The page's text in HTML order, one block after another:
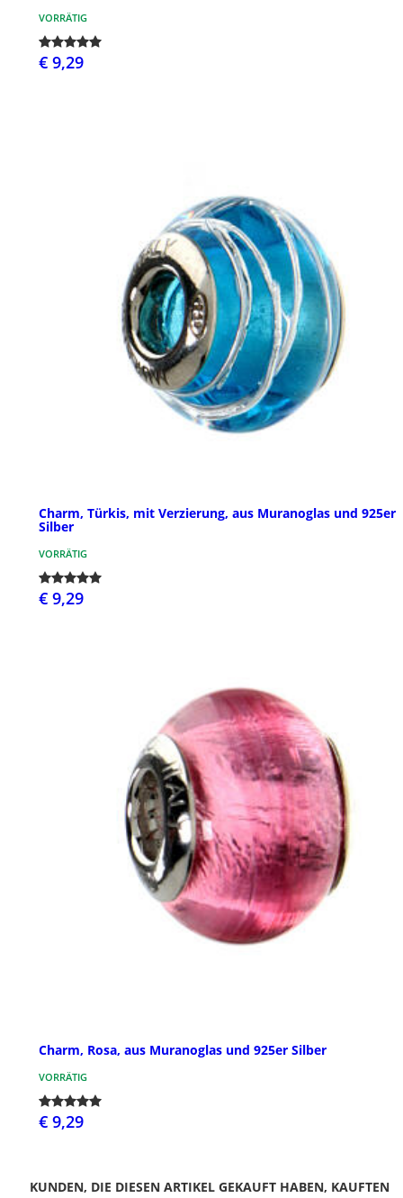
VORRÄTIG
€ 9,29
Charm, Türkis, mit Verzierung, aus Muranoglas und 925er
Silber
VORRÄTIG
€ 9,29
Charm, Rosa, aus Muranoglas und 925er Silber
VORRÄTIG
€ 9,29
KUNDEN, DIE DIESEN ARTIKEL GEKAUFT HABEN, KAUFTEN